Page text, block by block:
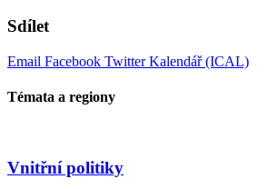
Sdílet
Email Facebook TwitterKalendář (ICAL)
Témata a regiony
Vnitřní politiky